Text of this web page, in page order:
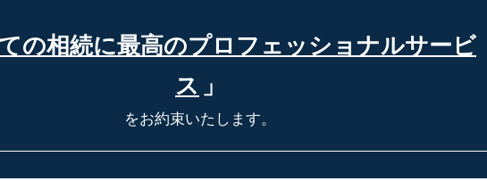
の相続に最高のプロフェッショナルサービ
ス 」
をお約束いたします。